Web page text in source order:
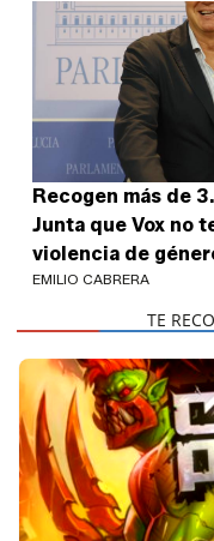
Recogen más de
Junta que Vox no
violencia de
EMILIO CABRERA